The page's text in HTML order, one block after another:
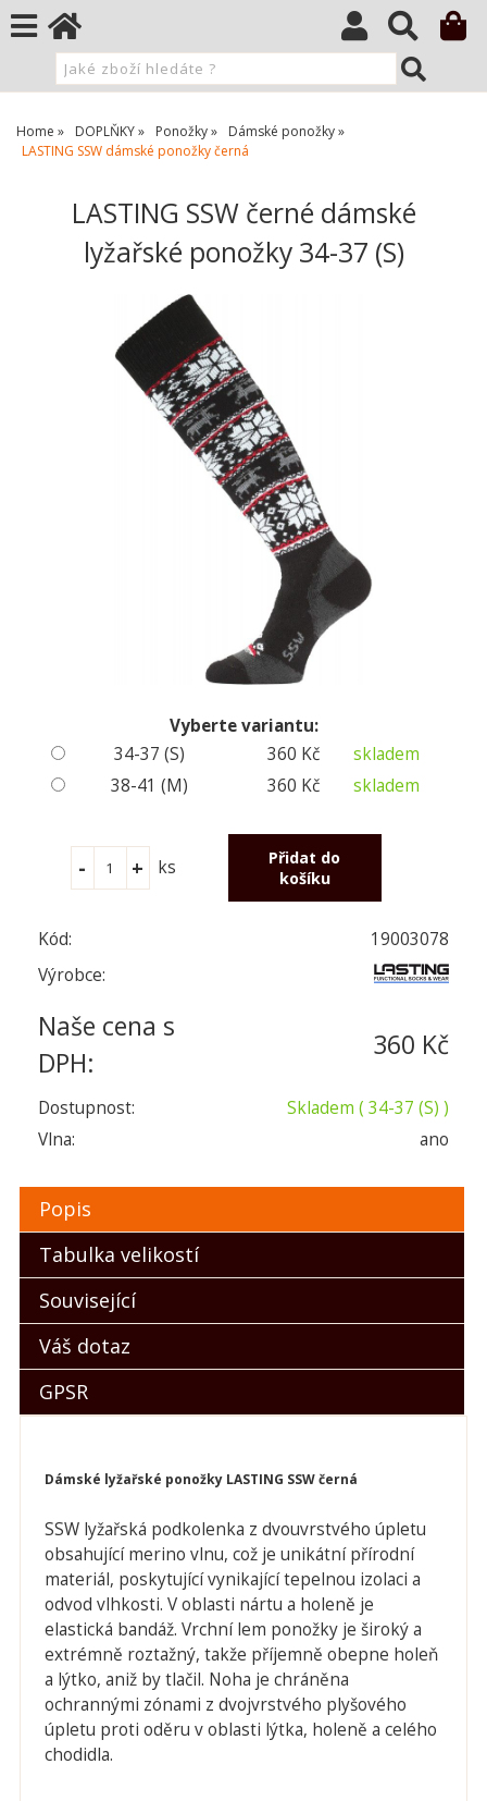
Home DOPLŇKY Ponožky
Dámské ponožky
LASTING SSW dámské ponožky černá
LASTING SSW černé dámské
lyžařské ponožky 34-37 (S)
Vyberte variantu:
34-37 (S)
360 Kč
skladem
38-41 (M)
360 Kč skladem
ks
Kód:
19003078
Výrobce:
Naše cena s
DPH:
360 Kč
Dostupnost: Skladem ( 34-37 (S) )
Vlna:
ano
Popis
Tabulka velikostí
Související
Váš dotaz
GPSR
Dámské lyžařské ponožky LASTING SSW černá
SSW lyžařská podkolenka z dvouvrstvého úpletu
obsahující merino vlnu, což je unikátní přírodní
materiál, poskytující vynikající tepelnou izolaci a
odvod vlhkosti. V oblasti nártu a holeně je
elastická bandáž. Vrchní lem ponožky je široký a
extrémně roztažný, takže příjemně obepne holeň
a lýtko, aniž by tlačil. Noha je chráněna
ochrannými zónami z dvojvrstvého plyšového
úpletu proti oděru v oblasti lýtka, holeně a celého
chodidla.